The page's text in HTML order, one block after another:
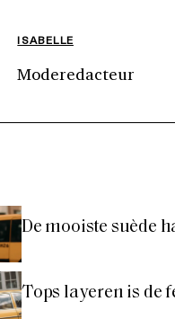
ISABELLE
Moderedacteur
De mooiste suède
Tops layeren is de